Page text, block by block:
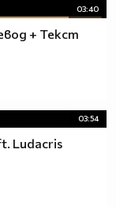
03:40
+ Текст
03:54
Ludacris